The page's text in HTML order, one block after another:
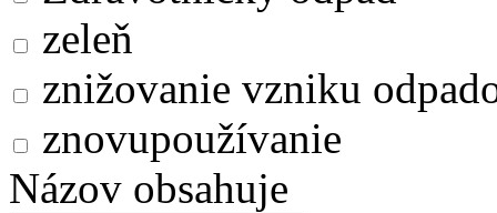
zeleň
znižovanie vzniku
znovupoužívanie
Názov obsahuje